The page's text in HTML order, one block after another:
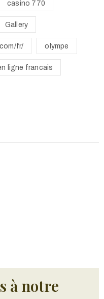
casino 770
Gallery
fr/ olympe
ligne francais
à notre